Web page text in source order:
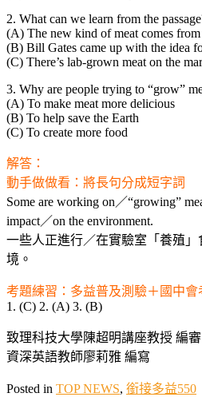
2. What can we learn from the
(A) The new kind of meat comes from
(B) Bill Gates came up with the idea
(C) There’s lab-grown meat on the
3. Why are people trying to “grow”
(A) To make meat more delicious
(B) To help save the Earth
(C) To create more food
解答：
動手做做看：將長句分成短字詞
Some are working on／“growing”
impact／on the environment.
一些人正進行／在實驗室「養殖
境。
考題練習：多益普及測驗＋國中會
1. (C) 2. (A) 3. (B)
致理科技大學陳超明講座教授 編審
資深英語教師廖莉雅 編寫
Posted in TOP NEWS, 銜接多益550